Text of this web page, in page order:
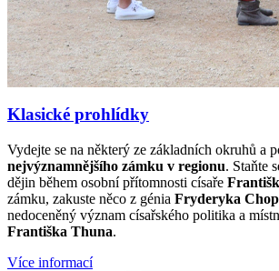
Klasické prohlídky
Vydejte se na některý ze základních okruhů a
nejvýznamnějšího zámku v regionu. Staňte
dějin během osobní přítomnosti císaře
zámku, zakuste něco z génia Fryderyka
nedoceněný význam císařského politika a
Františka Thuna.
Více informací